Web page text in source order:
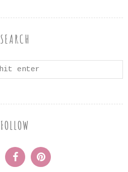
SEARCH
FOLLOW